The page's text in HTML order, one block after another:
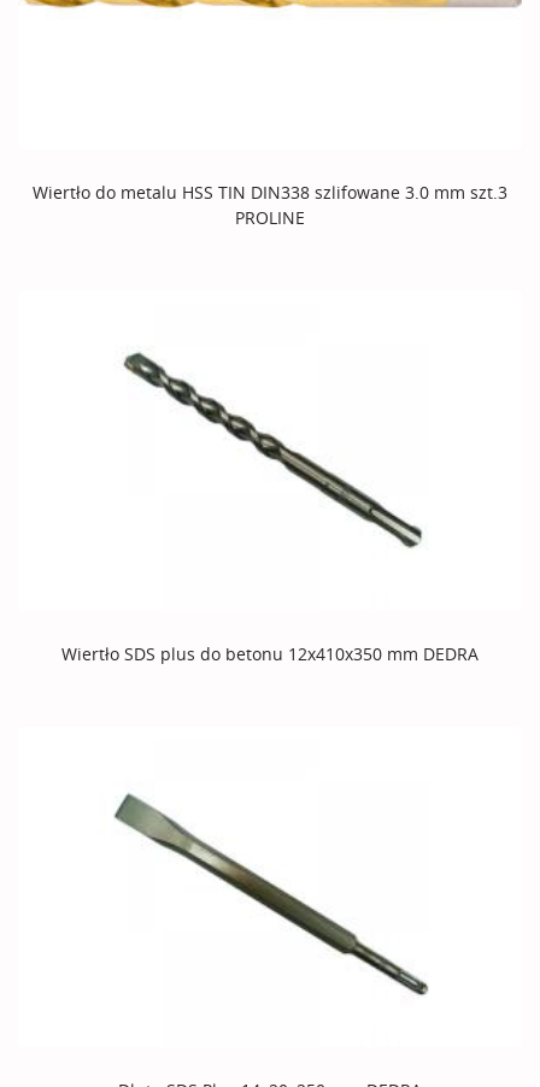
Wiertło do metalu HSS TIN DIN338 szlifowane 3.0 mm szt.3
PROLINE
Wiertło SDS plus do betonu 12x410x350 mm DEDRA